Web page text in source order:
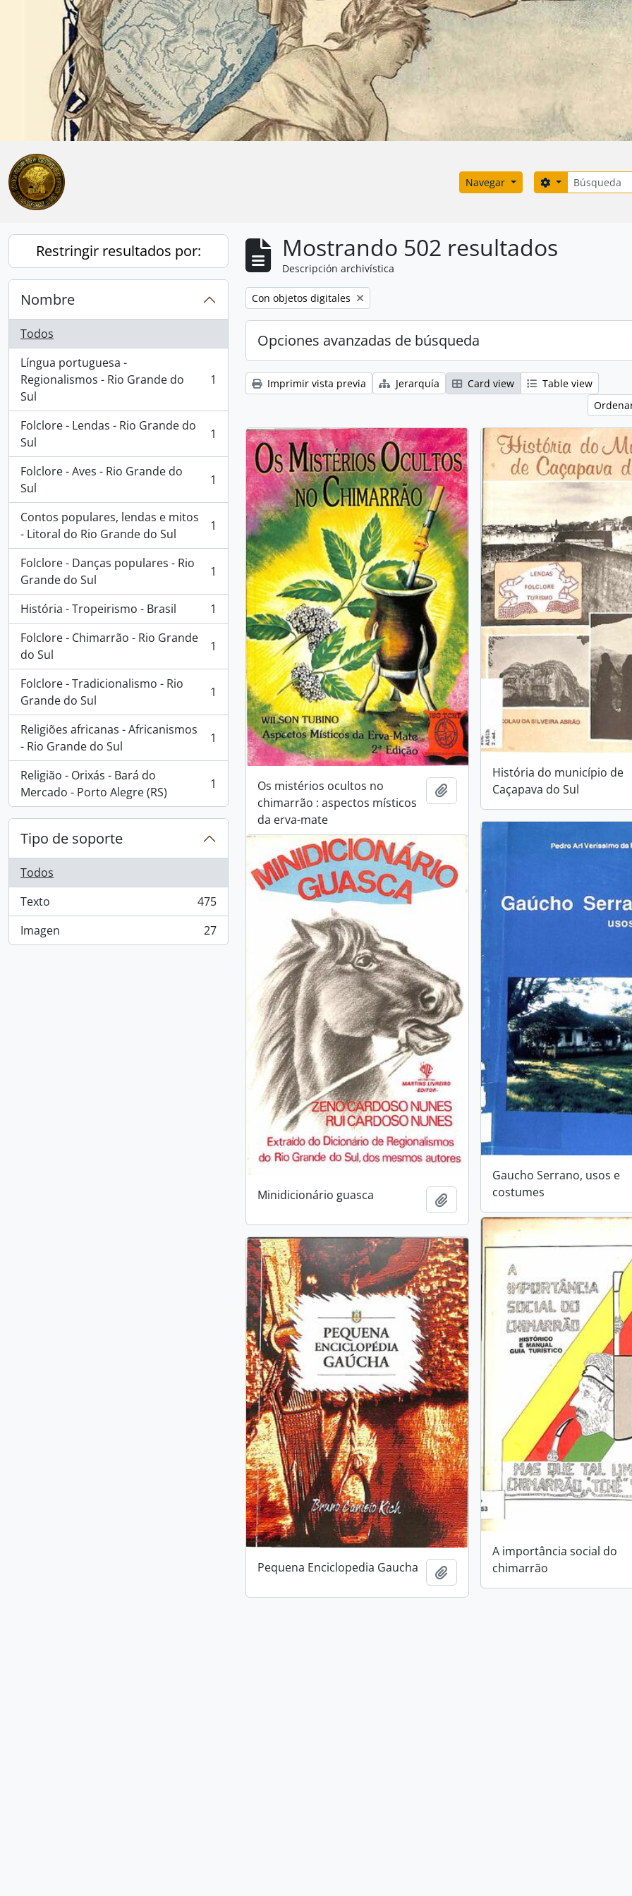
Skip to main content
Anterior
Navegar Búsqueda
Search options
Restringir resultados por:
Nombre
Todos
Língua portuguesa -
Regionalismos - Rio Grande do
Sul
, 1 resultados 1
Folclore - Lendas - Rio Grande do
Sul
, 1 resultados 1
Folclore - Aves - Rio Grande do
Sul
, 1 resultados 1
Contos populares, lendas e mitos
- Litoral do Rio Grande do Sul
, 1 resultados 1
Folclore - Danças populares - Rio
Grande do Sul
, 1 resultados 1
História - Tropeirismo - Brasil
, 1 resultados
1
Folclore - Chimarrão - Rio Grande
do Sul
, 1 resultados 1
Folclore - Tradicionalismo - Rio
Grande do Sul
, 1 resultados 1
Religiões africanas - Africanismos
- Rio Grande do Sul
, 1 resultados 1
Religião - Orixás - Bará do
Mercado - Porto Alegre (RS)
, 1 resultados 1
Tipo de soporte
Todos
Texto
, 475 resultados
475
Imagen
, 27 resultados 27
Mostrando 502 resultados
Descripción archivística
Remove filter:
Con objetos digitales
Opciones avanzadas de búsqueda
Imprimir vista previa Jerarquía Card view
Table view
Os mistérios ocultos no
chimarrão : aspectos místicos
da erva-mate
Añadir al portapapeles
História do município de
Caçapava do Sul
Gaucho Serrano, usos e
costumes
Minidicionário guasca
Añadir al portapapeles
A importância social do
chimarrão
Pequena Enciclopedia Gaucha Añadir al portapapeles